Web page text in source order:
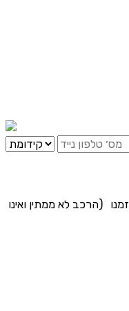
(הרכב לא ממתין ואינו